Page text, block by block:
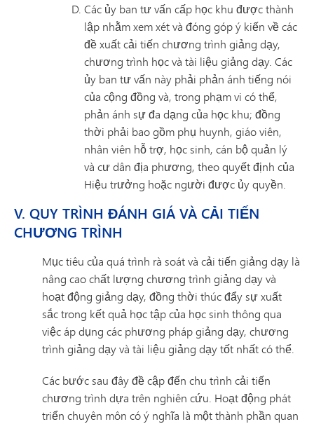
Các ủy ban tư vấn cấp học khu được thành
lập nhằm xem xét và đóng góp ý kiến về các
đề xuất cải tiến chương trình giảng dạy,
chương trình học và tài liệu giảng dạy. Các
ủy ban tư vấn này phải phản ánh tiếng nói
của cộng đồng và, trong phạm vi có thể,
phản ánh sự đa dạng của học khu; đồng
thời phải bao gồm phụ huynh, giáo viên,
nhân viên hỗ trợ, học sinh, cán bộ quản lý
và cư dân địa phương, theo quyết định của
Hiệu trưởng hoặc người được ủy quyền.
V. QUY TRÌNH ĐÁNH GIÁ VÀ CẢI TIẾN
CHƯƠNG TRÌNH
Mục tiêu của quá trình rà soát và cải tiến giảng dạy là
nâng cao chất lượng chương trình giảng dạy và
hoạt động giảng dạy, đồng thời thúc đẩy sự xuất
sắc trong kết quả học tập của học sinh thông qua
việc áp dụng các phương pháp giảng dạy, chương
trình giảng dạy và tài liệu giảng dạy tốt nhất có thể.
Các bước sau đây đề cập đến chu trình cải tiến
chương trình dựa trên nghiên cứu. Hoạt động phát
triển chuyên môn có ý nghĩa là một thành phần quan